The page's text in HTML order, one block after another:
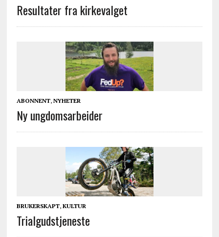
Resultater fra kirkevalget
ABONNENT, NYHETER
Ny ungdomsarbeider
BRUKERSKAPT, KULTUR
Trialgudstjeneste